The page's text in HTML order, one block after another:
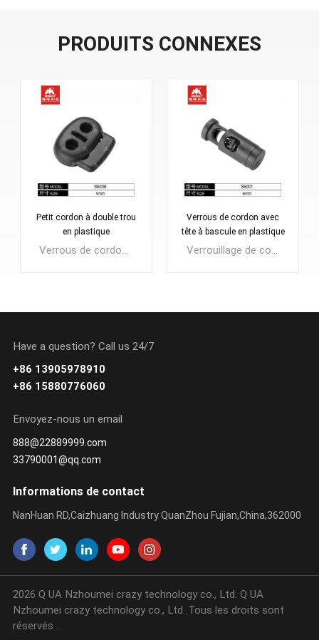
PRODUITS CONNEXES
Petit cordon à double trou
en plastique
APPRENDRE
Verrous de cordon avec
tête à bascule en plastique
Have a question? Call us 24/7
+86 13905978910
+86 15880776060
Envoyez-nous un email
888@22889999.com
33790001@qq.com
Informations de contact
NanHuan RD,Caizhuang Industry QuanZhou Fujian,China,362000
2026 Q UA Nzhoumei crazy technology co., Ltd. Q UA
Nzhoumei crazy technology co., Ltd .Tous les droits sont
réservés .